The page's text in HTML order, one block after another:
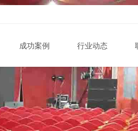
成功案例 行业动态